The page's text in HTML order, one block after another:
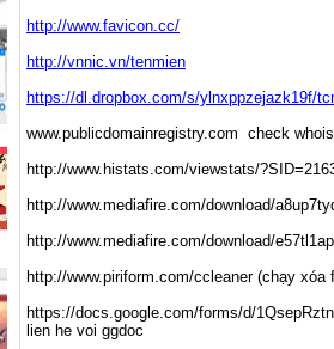
http://www.favicon.cc/
http://vnnic.vn/tenmien
https://dl.dropbox.com/s/ylnxppzejazk19f/
www.publicdomainregistry.com check whois
http://www.histats.com/viewstats/
http://www.mediafire.com/download/
http://www.mediafire.com/download/
http://www.piriform.com/ccleaner (chạy xóa
https://docs.google.com/forms/d/
lien he voi ggdoc